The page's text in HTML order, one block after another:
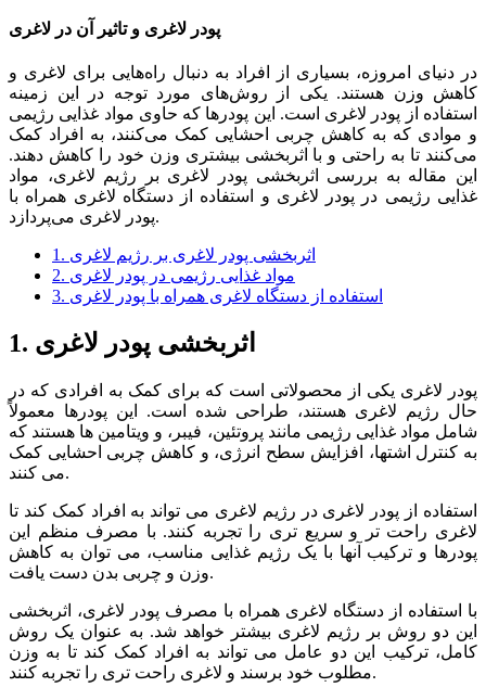
پودر لاغری و تاثیر آن در لاغری
در دنیای امروزه، بسیاری از افراد به دنبال راه‌هایی برای لاغری و
کاهش وزن هستند. یکی از روش‌های مورد توجه در این زمینه
استفاده از پودر لاغری است. این پودرها که حاوی مواد غذایی رژیمی
و موادی که به کاهش چربی احشایی کمک می‌کنند، به افراد کمک
می‌کنند تا به راحتی و با اثربخشی بیشتری وزن خود را کاهش دهند.
این مقاله به بررسی اثربخشی پودر لاغری بر رژیم لاغری، مواد
غذایی رژیمی در پودر لاغری و استفاده از دستگاه لاغری همراه با
پودر لاغری می‌پردازد.
1. اثربخشی پودر لاغری بر رژیم لاغری
2. مواد غذایی رژیمی در پودر لاغری
3. استفاده از دستگاه لاغری همراه با پودر لاغری
1. اثربخشی پودر لاغری
پودر لاغری یکی از محصولاتی است که برای کمک به افرادی که در
حال رژیم لاغری هستند، طراحی شده است. این پودرها معمولاً
شامل مواد غذایی رژیمی مانند پروتئین، فیبر، و ویتامین ها هستند که
به کنترل اشتها، افزایش سطح انرژی، و کاهش چربی احشایی کمک
می کنند.
استفاده از پودر لاغری در رژیم لاغری می تواند به افراد کمک کند تا
لاغری راحت تر و سریع تری را تجربه کنند. با مصرف منظم این
پودرها و ترکیب آنها با یک رژیم غذایی مناسب، می توان به کاهش
وزن و چربی بدن دست یافت.
با استفاده از دستگاه لاغری همراه با مصرف پودر لاغری، اثربخشی
این دو روش بر رژیم لاغری بیشتر خواهد شد. به عنوان یک روش
کامل، ترکیب این دو عامل می تواند به افراد کمک کند تا به وزن
مطلوب خود برسند و لاغری راحت تری را تجربه کنند.